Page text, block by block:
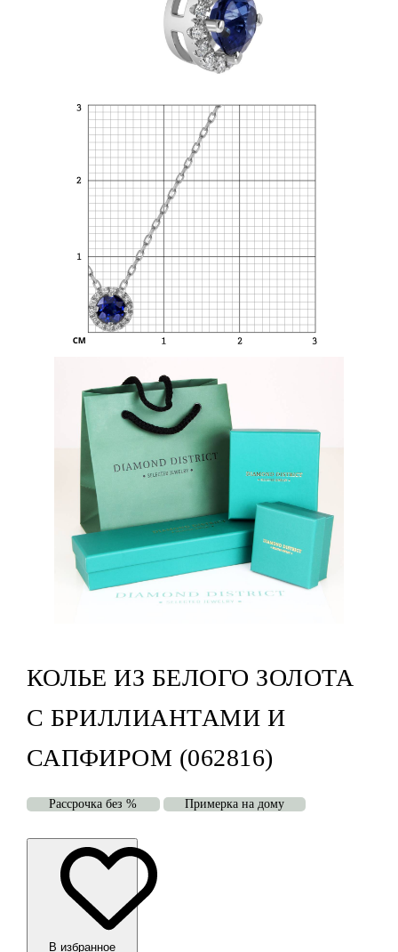
КОЛЬЕ ИЗ БЕЛОГО ЗОЛОТА
С БРИЛЛИАНТАМИ И
САПФИРОМ (062816)
Рассрочка без % Примерка на дому
В избранноe